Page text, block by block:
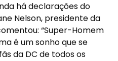
há declarações do
Nelson, presidente da
“Super-Homem
é um sonho que se
da DC de todos os